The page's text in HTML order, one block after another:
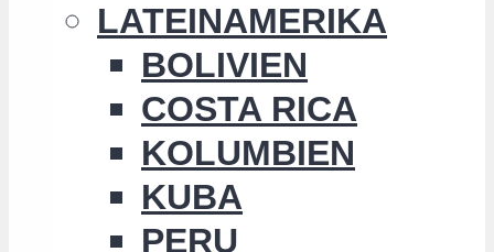
LATEINAMERIKA
BOLIVIEN
COSTA RICA
KOLUMBIEN
KUBA
PERU